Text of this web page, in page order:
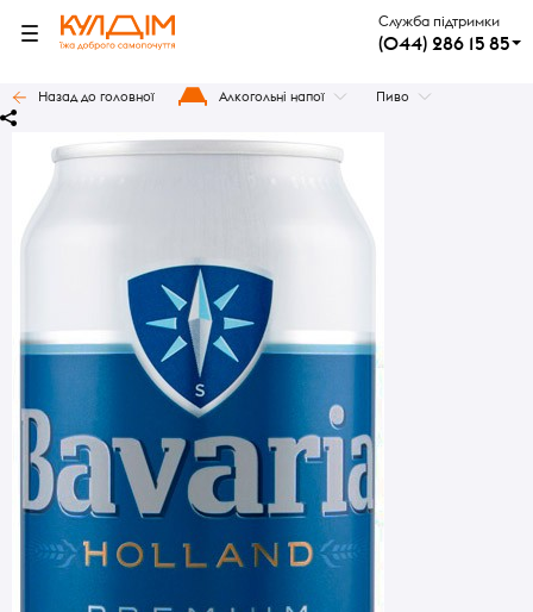
Служба підтримки
(044) 286 15 85
Назад до головної Алкогольні напої Пиво